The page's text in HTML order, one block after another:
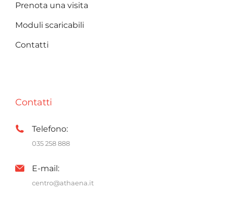
Prenota una visita
Moduli scaricabili
Contatti
Contatti
Telefono:
035 258 888
E-mail:
centro@athaena.it